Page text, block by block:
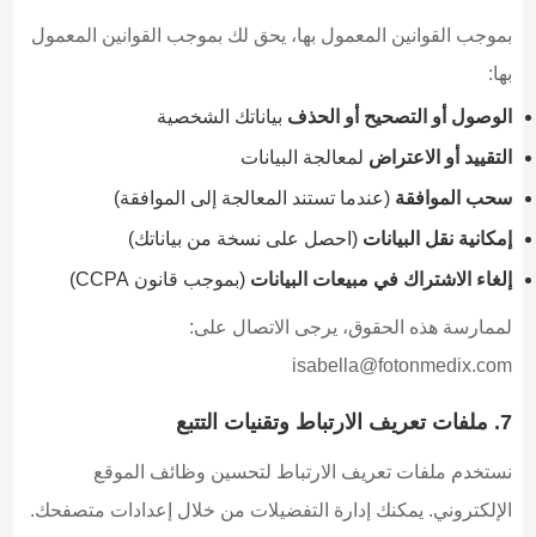
بموجب القوانين المعمول بها، يحق لك بموجب القوانين المعمول
بها:
الوصول أو التصحيح أو الحذف بياناتك الشخصية
التقييد أو الاعتراض لمعالجة البيانات
سحب الموافقة (عندما تستند المعالجة إلى الموافقة)
إمكانية نقل البيانات (احصل على نسخة من بياناتك)
إلغاء الاشتراك في مبيعات البيانات (بموجب قانون CCPA)
لممارسة هذه الحقوق، يرجى الاتصال على:
isabella@fotonmedix.com
7. ملفات تعريف الارتباط وتقنيات التتبع
نستخدم ملفات تعريف الارتباط لتحسين وظائف الموقع
الإلكتروني. يمكنك إدارة التفضيلات من خلال إعدادات متصفحك.